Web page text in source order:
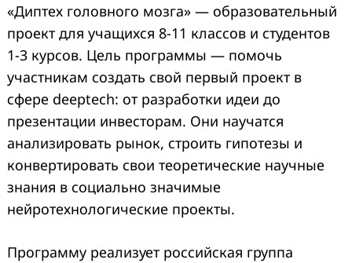
«Диптех головного мозга» — образовательный
проект для учащихся 8-11 классов и студентов
1-3 курсов. Цель программы — помочь
участникам создать свой первый проект в
сфере deeptech: от разработки идеи до
презентации инвесторам. Они научатся
анализировать рынок, строить гипотезы и
конвертировать свои теоретические научные
знания в социально значимые
нейротехнологические проекты.
Программу реализует российская группа